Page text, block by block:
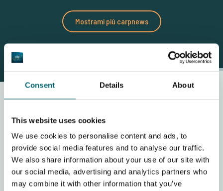
Consent Details About
This website uses cookies
We use cookies to personalise content and ads, to
provide social media features and to analyse our traffic.
We also share information about your use of our site with
our social media, advertising and analytics partners who
may combine it with other information that you’ve
Mostrami più carpnews
Prezzo fissato
È possibile prenotare una vacanza di pesca alla carpa a La